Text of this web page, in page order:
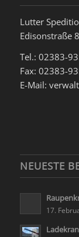
Lutter
Edisonstraße
Tel.: 02383-
Fax: 02383-
E-Mail:
NEUESTE
17.